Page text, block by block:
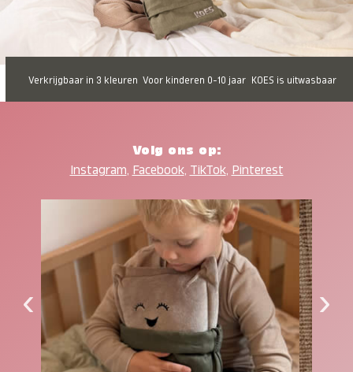
Verkrijgbaar in 3 kleuren Voor kinderen 0-10 jaar KOES is uitwasbaar
Volg ons op:
Instagram, Facebook, TikTok, Pinterest
‹ ›